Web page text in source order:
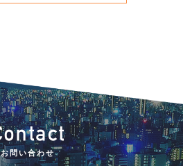
お問い合わせ